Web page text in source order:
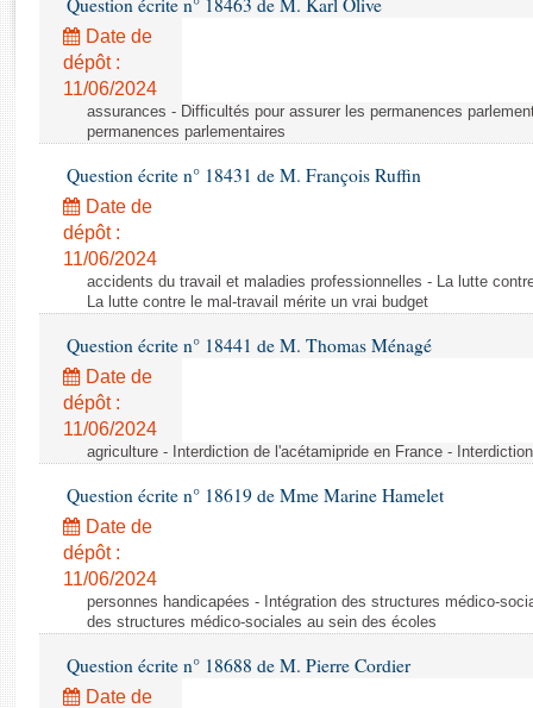
Rapports d'enquête
Rapports législatifs
Rapports sur l'application des lois
Baromètre de l’application des lois
Budget et sécurité sociale
Questions écrites et orales
Comptes rendus des débats
Question écrite n° 18463 de M. Karl Olive
Date de
dépôt :
11/06/2024
assurances - Difficultés pour assurer les permanences
permanences parlementaires
Question écrite n° 18431 de M. François Ruffin
Date de
dépôt :
11/06/2024
accidents du travail et maladies professionnelles - La lutte
La lutte contre le mal-travail mérite un vrai budget
Question écrite n° 18441 de M. Thomas Ménagé
Date de
dépôt :
11/06/2024
agriculture - Interdiction de l'acétamipride en France -
Question écrite n° 18619 de Mme Marine Hamelet
Date de
dépôt :
11/06/2024
personnes handicapées - Intégration des structures médico-
des structures médico-sociales au sein des écoles
Question écrite n° 18688 de M. Pierre Cordier
Date de